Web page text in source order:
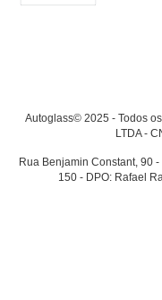
Autoglass© 2025 - Todos
LTDA -
Rua Benjamin Constant, 90
150 - DPO: Rafael